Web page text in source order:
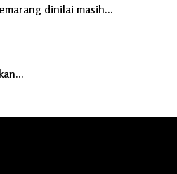
dinilai masih…